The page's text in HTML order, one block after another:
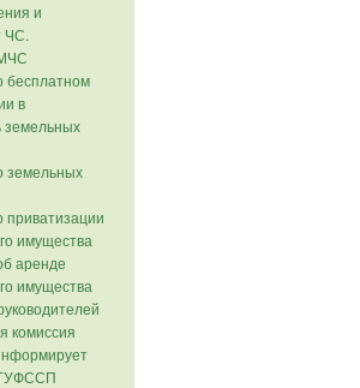
и
ЧС.
в
земельных
имущества
аренде
имущества
комиссия